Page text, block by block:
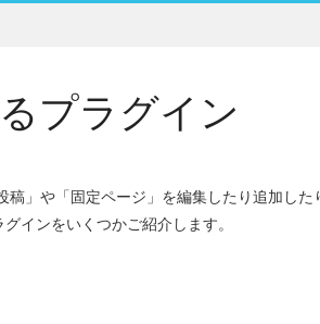
プラグイン
稿」や「固定ページ」を編集したり追加した
インをいくつかご紹介します。